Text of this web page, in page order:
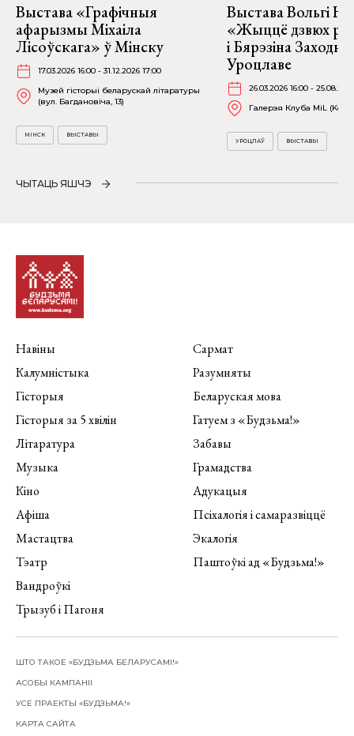
Выстава «Графічныя
афарызмы Міхаіла
Лісоўскага» ў Мінску
17.03.2026 16:00 - 31.12.2026 17:00
Музей гісторыі беларускай літаратуры
(вул. Багдановіча, 13)
МІНСК ВЫСТАВЫ
Выстава Вольгі
«Жыццё дзвюх
і Бярэзіна
Уроцлаве
26.03.2026 16:00 -
Галерэя Клуба MiL
УРОЦЛАЎ ВЫСТАВЫ
ЧЫТАЦЬ ЯШЧЭ
Навіны
Калумністыка
Гісторыя
Гісторыя за 5 хвілін
Літаратура
Музыка
Кіно
Афіша
Мастацтва
Тэатр
Вандроўкі
Трызуб і Пагоня
Сармат
Разумняты
Беларуская мова
Гатуем з «Будзьма!»
Забавы
Грамадства
Адукацыя
Псіхалогія і самаразвіццё
Экалогія
Паштоўкі ад «Будзьма!»
ШТО ТАКОЕ «БУДЗЬМА БЕЛАРУСАМІ!»
АСОБЫ КАМПАНІІ
УСЕ ПРАЕКТЫ «БУДЗЬМА!»
КАРТА САЙТА